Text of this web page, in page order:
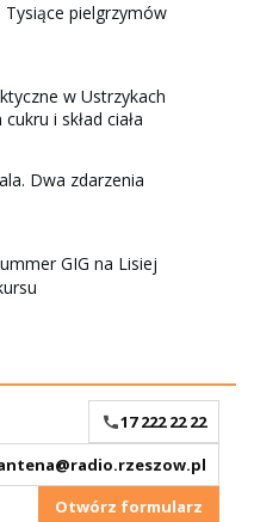
Tysiące pielgrzymów
w Ustrzykach
i skład ciała
Dwa zdarzenia
GIG na Lisiej
17 222 22 22
Otwórz formularz